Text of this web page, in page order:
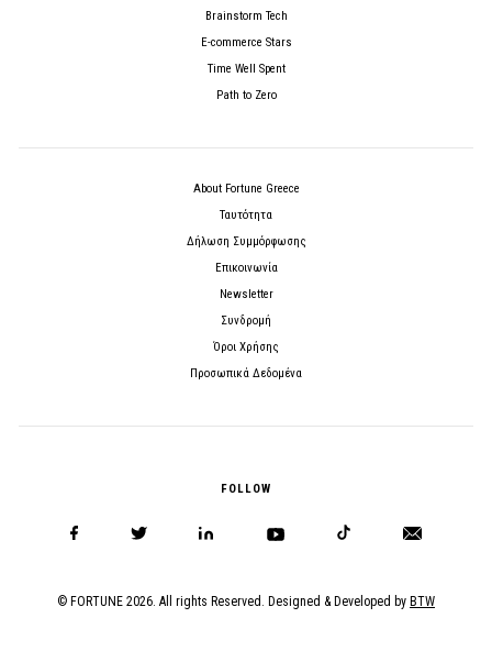
Brainstorm Tech
E-commerce Stars
Time Well Spent
Path to Zero
About Fortune Greece
Ταυτότητα
Δήλωση Συμμόρφωσης
Επικοινωνία
Newsletter
Συνδρομή
Όροι Χρήσης
Προσωπικά Δεδομένα
FOLLOW
© FORTUNE 2026. All rights Reserved. Designed & Developed by BTW